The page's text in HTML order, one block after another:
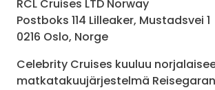
RCL Cruises LTD Norway
Postboks 114 Lilleaker, Mustadsvei 1
0216 Oslo, Norge
Celebrity Cruises kuuluu
matkatakuujärjestelmä